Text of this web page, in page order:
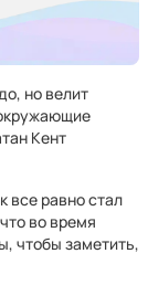
но велит
Кент
все равно стал
во время
чтобы заметить,